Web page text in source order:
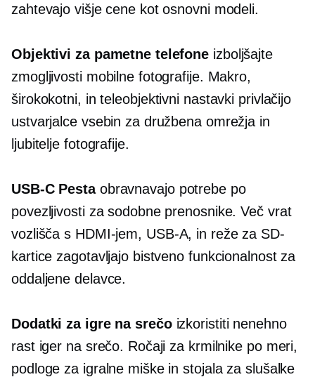
zahtevajo višje cene kot osnovni modeli.
Objektivi za pametne telefone izboljšajte
zmogljivosti mobilne fotografije. Makro,
širokokotni, in teleobjektivni nastavki privlačijo
ustvarjalce vsebin za družbena omrežja in
ljubitelje fotografije.
USB-CPestaobravnavajo potrebe po
povezljivosti za sodobne prenosnike.Več vrat
vozlišča s HDMI-jem, USB-A, in reže za SD-
kartice zagotavljajo bistveno funkcionalnost za
oddaljene delavce.
Dodatki za igre na srečoizkoristiti nenehno
rast iger na srečo. Ročaji za krmilnike po meri,
podloge za igralne miške in stojala za slušalke